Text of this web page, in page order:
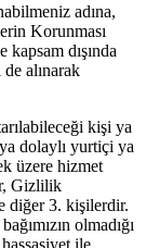
adına,
Korunması
dışında
alınarak
kişi ya
dolaylı yurtiçi ya
üzere hizmet
Gizlilik
diğer 3. kişilerdir.
olmadığı
ile